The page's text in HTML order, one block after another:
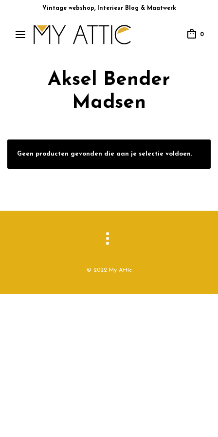
Vintage webshop, Interieur Blog & Maatwerk
0
Aksel Bender
Madsen
Geen producten gevonden die aan je selectie voldoen.
© 2022 My Attic